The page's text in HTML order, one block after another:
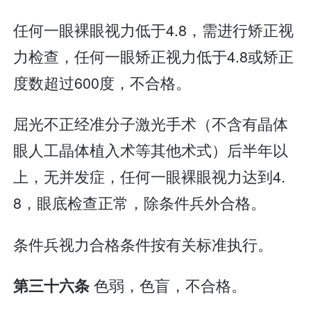
任何一眼裸眼视力低于4.8，需进行矫正视
力检查，任何一眼矫正视力低于4.8或矫正
度数超过600度，不合格。
屈光不正经准分子激光手术（不含有晶体
眼人工晶体植入术等其他术式）后半年以
上，无并发症，任何一眼裸眼视力达到4.
8，眼底检查正常，除条件兵外合格。
条件兵视力合格条件按有关标准执行。
第三十六条色弱，色盲，不合格。